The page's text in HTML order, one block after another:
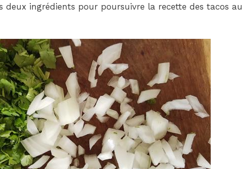
deux ingrédients pour poursuivre la recette des tacos au